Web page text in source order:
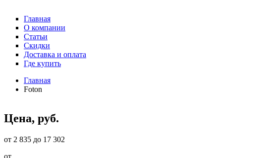
Главная
О компании
Статьи
Скидки
Доставка и оплата
Где купить
Главная
Foton
Цена, руб.
от 2 835 до 17 302
от